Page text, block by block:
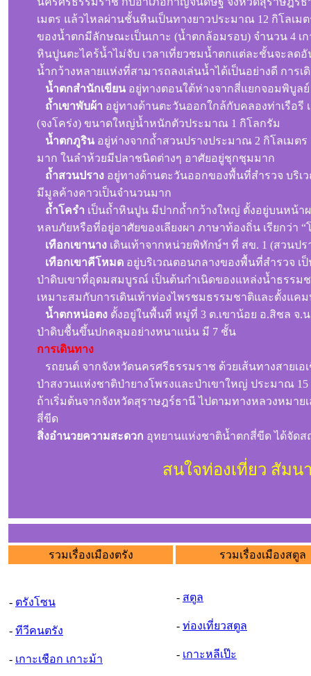
เมตร แล้วไหลผ่านชั้นหินเป็นทางยาวประมาณ 12 กิโล
ของน้ำตกมีลักษณะเป็นเกาะ (น้ำตกล้อมรอบ) จำนวน 4
หินปูนตะไคร้น้ำไม่จับ เวลาเที่ยวชมน้ำตกแต่ละชั้นจะล
น้ำกว้างหลายแห่งที่สามารถลงเล่นน้ำได้เป็นอย่างดี กา
น้ำตกสำนักเขียน อยู่ทางตอนใต้ห่างจากสี่แยกจอมพิบู
ถ้ำเขาพับผ้า อยู่ทางด้านตะวันออกใกล้กับคลองท่าเรือ
(จงโคร่ง) ขนาดใหญ่น้ำหนักตัวประมาณ 1 กิโลกรัม
น้ำตกภูริน อยู่ห่างจากถ้ำสวนปรางประมาณ 2 กิโลเมต
มาก ในลำห้วยมีปลาชนิดต่างๆ อาศัยอยู่ชุกชุมมาก
ถ้ำสวนปราง อยู่ทางด้านตะวันออกของพื้นที่สำรวจ บริ
มีมูลค้างคาวเป็นจำนวนมาก
ถ้ำโครำ เป็นถ้ำหินปูน มีปากถ้ำกว้างใหญ่ ตั้งอยู่บนหน้า
หลบภัยหรือที่อยู่อาศัยของเลียงผา ภาษาท้องถิ่น เรียกว่า
เทือกเขานาง เดินเท้าจากหน่วยพิทักษ์ฯ ที่ สข. 1 (สวนป
เทือกเขาคีโหมด อยู่บริเวณตอนกลางของพื้นที่สำรวจ เ
ป่าดิบเขาที่อุดมสมบูรณ์ เป็นต้นกำเนิดของแหล่งน้ำธรรมช
เหมาะสมกับการเดินเท้าท่องไพรชมธรรมชาติและตั้งแคม
น้ำตกหน่อตง ตั้งอยู่ในพื้นที่ หมู่ที่ 3 ต.เขาน้อย อ.สิชล จ
ป่าดิบชื้นขึ้นปกคลุมอย่างหนาแน่น มี 7 ชั้น
การเดินทาง
รถยนต์ จากจังหวัดนครศรีธรรมราช ด้วยเส้นทางสายเ
ป่าสงวนแห่งชาติป่ายางโพรงและป่าเขาใหญ่ ประมาณ
ถ้าเริ่มต้นจากจังหวัดสุราษฎร์ธานี ไปตามทางหลวงหมาย
สี่ขีด
สิ่งอำนวยความสะดวก อุทยานแห่งชาติน้ำตกสี่ขีด ได้จัดส
สนใจท่องเที่ยว สัม
รวมเรื่องเมืองตรัง รวมเรื่องเมืองสตูล
- ตรังโซน
- ทีวีคนตรัง
- เกาะเชือก เกาะม้า
- สตูล
- ท่องเที่ยวสตูล
- เกาะหลีเป๊ะ